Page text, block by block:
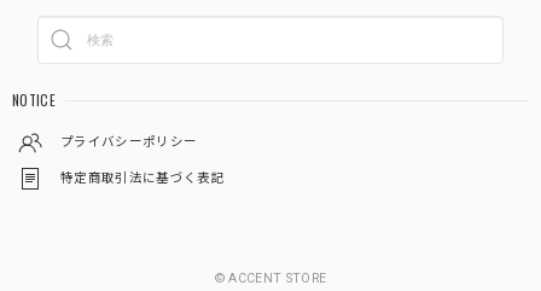
NOTICE
プライバシーポリシー
特定商取引法に基づく表記
© ACCENT STORE